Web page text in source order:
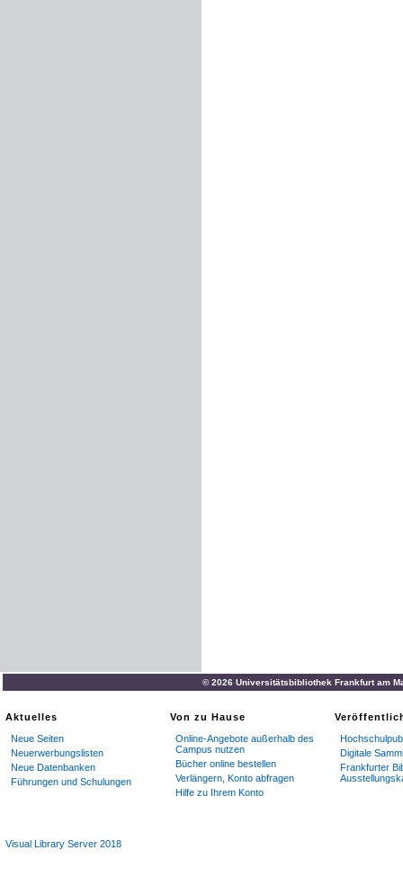
© 2026 Universitätsbibliothek Frankfurt am
Aktuelles
Neue Seiten
Neuerwerbungslisten
Neue Datenbanken
Führungen und Schulungen
Von zu Hause
Online-Angebote außerhalb des
Campus nutzen
Bücher online bestellen
Verlängern, Konto abfragen
Hilfe zu Ihrem Konto
Digitale
Frankfurter
Visual Library Server 2018